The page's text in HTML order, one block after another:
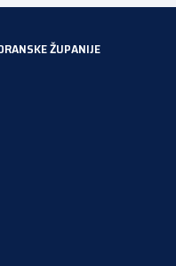
ŽUPANIJE